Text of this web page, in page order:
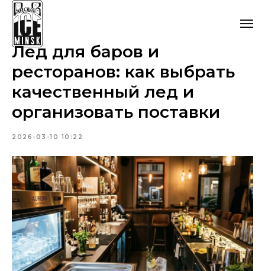
Лед для баров и
ресторанов: как выбрать
качественный лед и
организовать поставки
2026-03-10 10:22